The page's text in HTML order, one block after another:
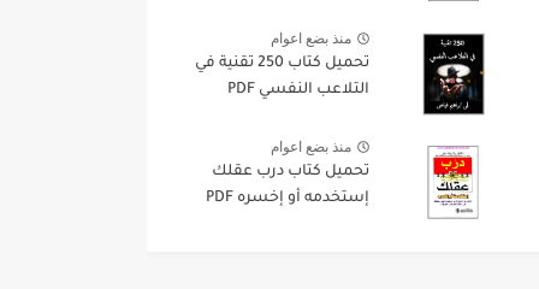
منذ بضع اعوام
تحميل كتاب 250 تقنية في
التلاعب النفسي PDF
منذ بضع اعوام
تحميل كتاب درب عقلك
إستخدمه أو إخسره PDF